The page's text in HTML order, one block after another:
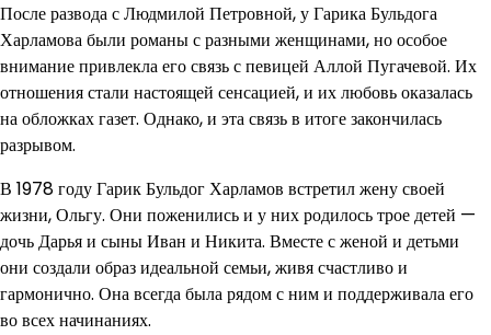
После развода с Людмилой Петровной, у Гарика Бульдога
Харламова были романы с разными женщинами, но особое
внимание привлекла его связь с певицей Аллой Пугачевой. Их
отношения стали настоящей сенсацией, и их любовь оказалась
на обложках газет. Однако, и эта связь в итоге закончилась
разрывом.
В 1978 году Гарик Бульдог Харламов встретил жену своей
жизни, Ольгу. Они поженились и у них родилось трое детей —
дочь Дарья и сыны Иван и Никита. Вместе с женой и детьми
они создали образ идеальной семьи, живя счастливо и
гармонично. Она всегда была рядом с ним и поддерживала его
во всех начинаниях.